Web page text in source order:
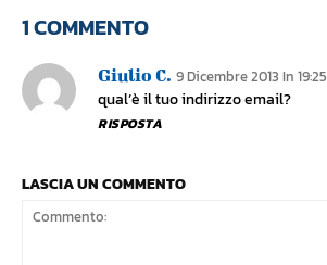
1 COMMENTO
Giulio C. 9 Dicembre 2013 In 19:25
qual’è il tuo indirizzo email?
RISPOSTA
LASCIA UN COMMENTO